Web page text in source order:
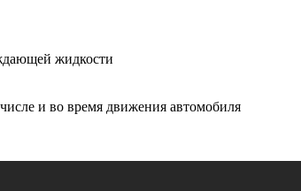
жидкости
и во время движения автомобиля